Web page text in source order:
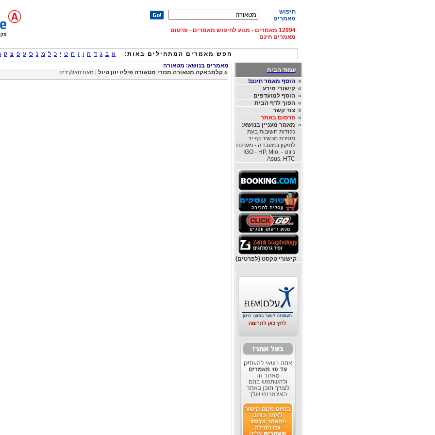
חיפוש
מאמרים
12994 מאמרים - מנוע לחיפוש מאמרים - פרסום
מאמרים חינם
חפש מאמרים המתחילים באות: א ב ג ד ה ו ז ח ט י כ ל מ נ ס ע פ צ ק
עמוד הבית
»הוסף מאמר חינם!
»קישורי מידע
»הוסף למועדפים
»הפוך לדף הבית
»צור קשר
»פרסום באתר
» מאמר מעניין בנושא:
נקודות חשובות בעת
מסירת מכשיר כף יד
לתיקון במעבדה - מערכת
ניווט - IGO - HP, Mio,
Asus, HTC
קישורי טקסט (לפרטים)
מאמרים בנושא: מטאורה
» קלמבאקה מטאורה מנזרי מטאורה פיליו יוון טיול | מאת:חאלקידיס